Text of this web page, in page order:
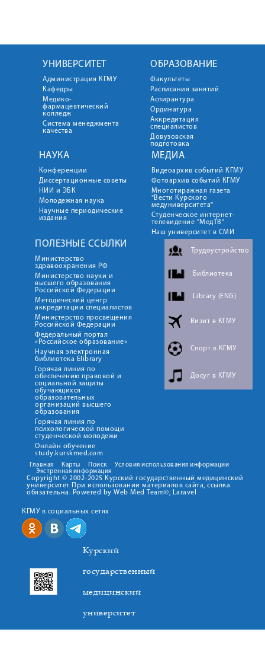
УНИВЕРСИТЕТ
Администрация КГМУ
Кафедры
Медико-
фармацевтический
колледж
Система менеджмента
качества
ОБРАЗОВАНИЕ
Факультеты
Расписания занятий
Аспирантура
Ординатура
Аккредитация
специалистов
Довузовская
подготовка
НАУКА
Конференции
Диссертационные советы
НИИ и ЭБК
Молодежная наука
Научные периодические
издания
МЕДИА
Видеоархив событий КГМУ
Фотоархив событий КГМУ
Многотиражная газета
"Вести Курского
медуниверситета"
Студенческое интернет-
телевидение "МедТВ"
Наш университет в СМИ
ПОЛЕЗНЫЕ ССЫЛКИ
Министерство
здравоохранения РФ
Министерство науки и
высшего образования
Российской Федерации
Методический центр
аккредитации специалистов
Министерство просвещения
Российской Федерации
Федеральный портал
«Российское образование»
Научная электронная
библиотека Elibrary
Горячая линия по
обеспечению правовой и
социальной защиты
обучающихся
образовательных
организаций высшего
образования
Горячая линия по
психологической помощи
студенческой молодежи
Онлайн обучение
study.kurskmed.com
Трудоустройство
Библиотека
Library (ENG)
Визит в КГМУ
Спорт в КГМУ
Досуг в КГМУ
Главная Карты Поиск
Условия использования информации
Экстренная информация
Copyright © 2002-2025 Курский государственный медицинский
университет При использовании материалов сайта, ссылка
обязательна. Powered by Web Med Team©, Laravel
КГМУ в социальных сетях
Курский
государственный
медицинский
университет